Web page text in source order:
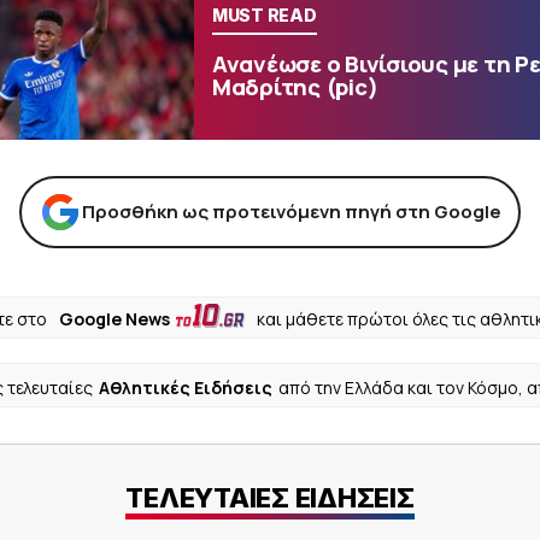
MUST READ
Ανανέωσε ο Βινίσιους με τη
Μαδρίτης (pic)
Προσθήκη ως προτεινόμενη πηγή στη Google
στο Google News και μάθετε πρώτοι όλες τις
τελευταίες Αθλητικές Ειδήσεις από την Ελλάδα και τον Κόσμο,
ΤΕΛΕΥΤΑΙΕΣ ΕΙΔΗΣΕΙΣ